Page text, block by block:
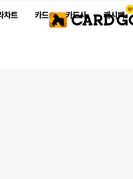
차트 카드 카드사 캐시백